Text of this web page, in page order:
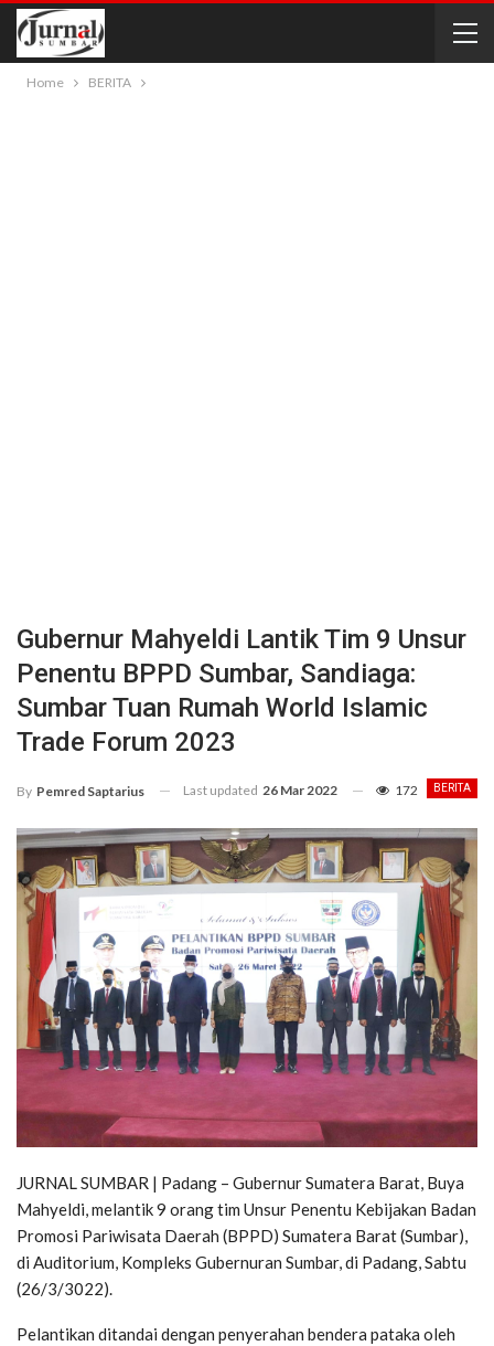
Home BERITA
Gubernur Mahyeldi Lantik Tim 9 Unsur
Penentu BPPD Sumbar, Sandiaga:
Sumbar Tuan Rumah World Islamic
Trade Forum 2023
BERITA
By Pemred Saptarius Last updated 26 Mar 2022 172
JURNAL SUMBAR | Padang – Gubernur Sumatera Barat, Buya
Mahyeldi, melantik 9 orang tim Unsur Penentu Kebijakan Badan
Promosi Pariwisata Daerah (BPPD) Sumatera Barat (Sumbar),
di Auditorium, Kompleks Gubernuran Sumbar, di Padang, Sabtu
(26/3/3022).
Pelantikan ditandai dengan penyerahan bendera pataka oleh